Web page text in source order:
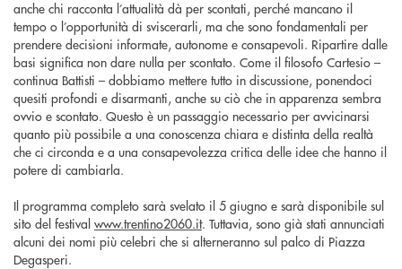
anche chi racconta l’attualità dà per scontati, perché mancano il
tempo o l’opportunità di sviscerarli, ma che sono fondamentali per
prendere decisioni informate, autonome e consapevoli. Ripartire dalle
basi significa non dare nulla per scontato. Come il filosofo Cartesio –
continua Battisti – dobbiamo mettere tutto in discussione, ponendoci
quesiti profondi e disarmanti, anche su ciò che in apparenza sembra
ovvio e scontato. Questo è un passaggio necessario per avvicinarsi
quanto più possibile a una conoscenza chiara e distinta della realtà
che ci circonda e a una consapevolezza critica delle idee che hanno il
potere di cambiarla.
Il programma completo sarà svelato il 5 giugno e sarà disponibile sul
sito del festival www.trentino2060.it. Tuttavia, sono già stati annunciati
alcuni dei nomi più celebri che si alterneranno sul palco di Piazza
Degasperi.